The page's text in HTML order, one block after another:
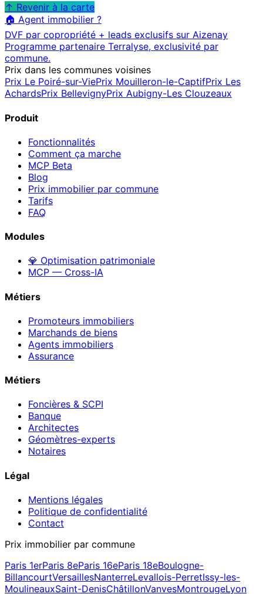
↑ Revenir à la carte
🏠 Agent immobilier ?
DVF par copropriété + leads exclusifs sur Aizenay
Programme partenaire Terralyse, exclusivité par
commune.
Prix dans les communes voisines
Prix Le Poiré-sur-ViePrix Mouilleron-le-CaptifPrix Les
AchardsPrix BellevignyPrix Aubigny-Les Clouzeaux
Produit
Fonctionnalités
Comment ça marche
MCP Beta
Blog
Prix immobilier par commune
Tarifs
FAQ
Modules
💎 Optimisation patrimoniale
MCP — Cross-IA
Métiers
Promoteurs immobiliers
Marchands de biens
Agents immobiliers
Assurance
Métiers
Foncières & SCPI
Banque
Architectes
Géomètres-experts
Notaires
Légal
Mentions légales
Politique de confidentialité
Contact
Prix immobilier par commune
Paris 1erParis 8eParis 16eParis 18eBoulogne-
BillancourtVersaillesNanterreLevallois-PerretIssy-les-
MoulineauxSaint-DenisChâtillonVanvesMontrougeLyon